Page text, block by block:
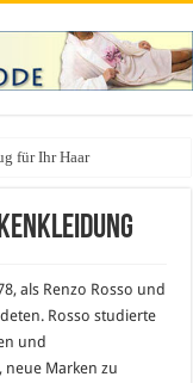
für Ihr Haar
Styleguide für die
als Renzo Rosso und
Rosso studierte
und
neue Marken zu